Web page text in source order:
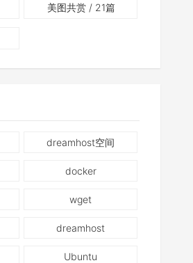
美图共赏 / 21篇
dreamhost空间
docker
wget
dreamhost
Ubuntu